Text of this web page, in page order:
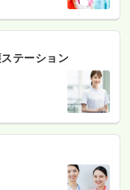
テーション